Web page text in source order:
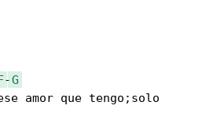
-G
amor que tengo;solo